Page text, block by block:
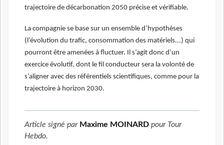
trajectoire de décarbonation 2050 précise et vérifiable.
La compagnie se base sur un ensemble d’hypothèses
(l’évolution du trafic, consommation des matériels...) qui
pourront être amenées à fluctuer. Il s’agit donc d’un
exercice évolutif, dont le fil conducteur sera la volonté de
s’aligner avec des référentiels scientifiques, comme pour la
trajectoire à horizon 2030.
Article signé par Maxime MOINARD pour Tour
Hebdo.